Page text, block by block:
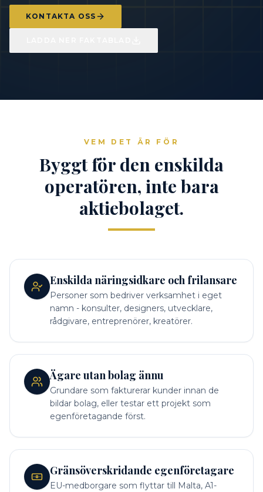
KONTAKTA OSS
VEM DET ÄR FÖR
Byggt för den enskilda
operatören, inte bara
aktiebolaget.
Enskilda näringsidkare och frilansare
Personer som bedriver verksamhet i eget
namn - konsulter, designers, utvecklare,
rådgivare, entreprenörer, kreatörer.
Ägare utan bolag ännu
Grundare som fakturerar kunder innan de
bildar bolag, eller testar ett projekt som
egenföretagande först.
Gränsöverskridande egenföretagare
EU-medborgare som flyttar till Malta, A1-